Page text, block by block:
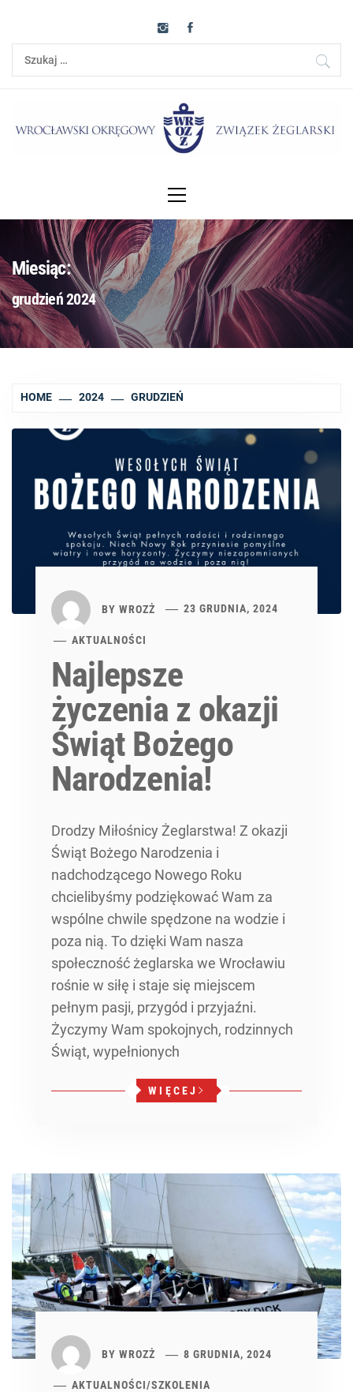
Miesiąc:
grudzień 2024
HOME 2024 GRUDZIEŃ
BY WROZŻ 23 GRUDNIA, 2024
AKTUALNOŚCI
Najlepsze
życzenia z okazji
Świąt Bożego
Narodzenia!
Drodzy Miłośnicy Żeglarstwa! Z okazji
Świąt Bożego Narodzenia i
nadchodzącego Nowego Roku
chcielibyśmy podziękować Wam za
wspólne chwile spędzone na wodzie i
poza nią. To dzięki Wam nasza
społeczność żeglarska we Wrocławiu
rośnie w siłę i staje się miejscem
pełnym pasji, przygód i przyjaźni.
Życzymy Wam spokojnych, rodzinnych
Świąt, wypełnionych
WIĘCEJ
BY WROZŻ 8 GRUDNIA, 2024
AKTUALNOŚCI/SZKOLENIA